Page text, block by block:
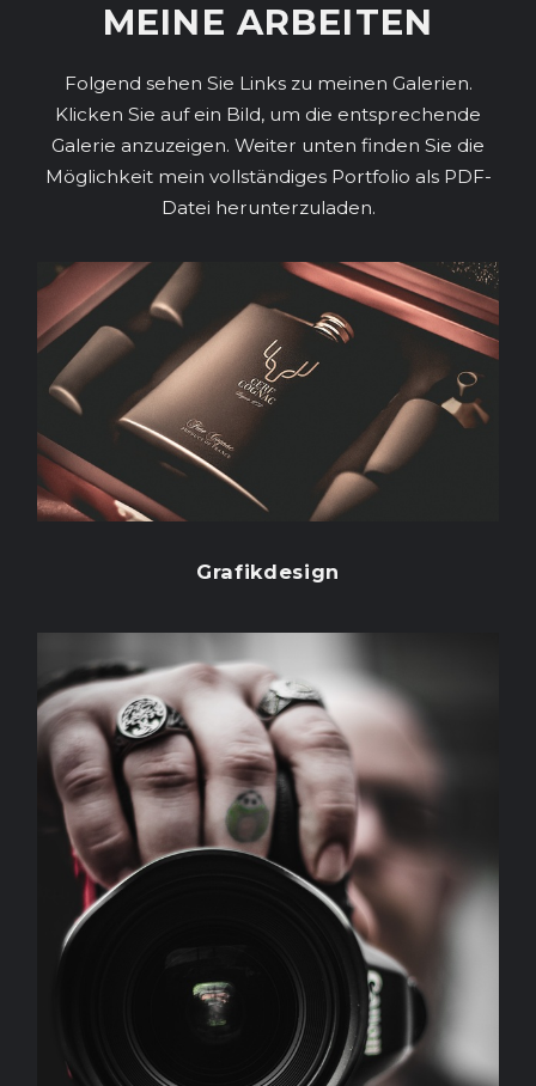
MEINE ARBEITEN
Folgend sehen Sie Links zu meinen Galerien.
Klicken Sie auf ein Bild, um die entsprechende
Galerie anzuzeigen. Weiter unten finden Sie die
Möglichkeit mein vollständiges Portfolio als PDF-
Datei herunterzuladen.
Grafikdesign